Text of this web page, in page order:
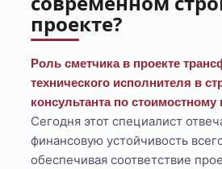
проекте?
Роль сметчика в проекте
технического исполнителя в
консультанта по стоимостному
Сегодня этот специалист
финансовую устойчивость
обеспечивая соответствие